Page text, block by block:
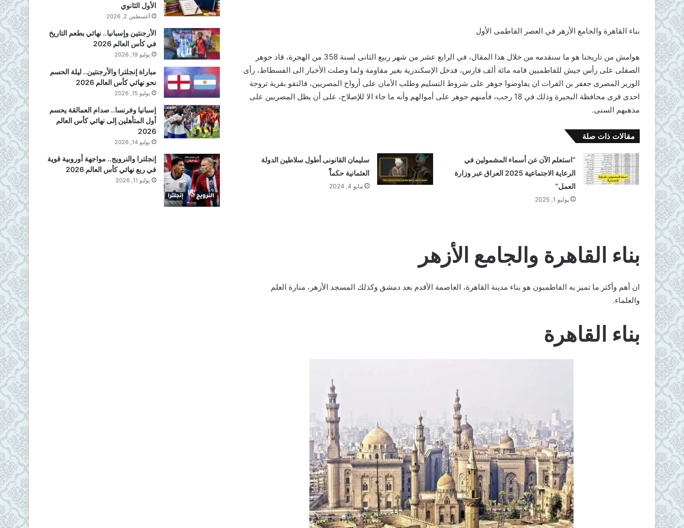
بناء القاهرة والجامع الأزهر في العصر الفاطمى الأول
هوامش من تاريخنا هو ما سنقدمه من خلال هذا المقال، في الرابع عشر من شهر ربيع الثانى لسنة 358 من الهجرة، قاد جوهر
الصقلى على رأس جيش للفاطميين قامه مائة ألف فارس، فدخل الإسكندرية بغير مقاومة ولما وصلت الأخبار الى الفسطاط، رأى
الوزير المصرى جعفر بن الفرات ان يفاوضوا جوهر على شروط التسليم وطلب الأمان على أرواح المصريين، فالتقو بقرية تروجة
احدى قرى محافظة البحيرة وذلك في 18 رجب، فأمنهم جوهر على أموالهم وأنه ما جاء الا للإصلاح، على أن يظل المصريين على
مذهبهم السنى.
مقالات ذات صلة
“استعلم الآن عن أسماء المشمولين في
الرعاية الاجتماعية 2025 العراق عبر وزارة
العمل”
يوليو 1, 2025
سليمان القانونى أطول سلاطين الدولة
العثمانية حكماًًََ
مايو 4, 2024
بناء القاهرة والجامع الأزهر
ان أهم وأكثر ما تميز به الفاطميون هو بناء مدينة القاهرة، العاصمة الأقدم بعد دمشق وكذلك المسجد الأزهر، منارة العلم
والعلماء.
بناء القاهرة
الأول الثانوي
أغسطس 2, 2026
الأرجنتين وإسبانيا.. نهائي بطعم التاريخ
في كأس العالم 2026
يوليو 19, 2026
مباراة إنجلترا والأرجنتين.. ليلة الحسم
نحو نهائي كأس العالم 2026
يوليو 15, 2026
إسبانيا وفرنسا.. صدام العمالقة يحسم
أول المتأهلين إلى نهائي كأس العالم
2026
يوليو 14, 2026
إنجلترا والنرويج.. مواجهة أوروبية قوية
في ربع نهائي كأس العالم 2026
يوليو 11, 2026